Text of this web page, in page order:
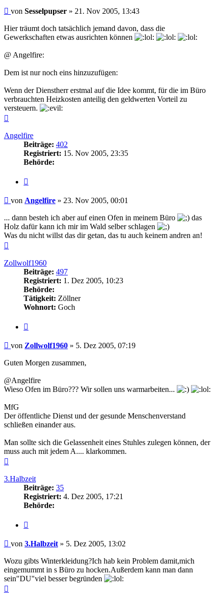
Beitrag
von Sesselpupser » 21. Nov 2005, 13:43
Hier träumt doch tatsächlich jemand davon, dass die
Gewerkschaften etwas ausrichten können
@ Angelfire:
Dem ist nur noch eins hinzuzufügen:
Wenn der Dienstherr erstmal auf die Idee kommt, für die im Büro
verbrauchten Heizkosten anteilig den geldwerten Vorteil zu
versteuern.
Angelfire
Beiträge: 402
Registriert: 15. Nov 2005, 23:35
Behörde:
Beitrag
von Angelfire » 23. Nov 2005, 00:01
... dann besteh ich aber auf einen Ofen in meinem Büro
das
Holz dafür kann ich mir im Wald selber schlagen
Was du nicht willst das dir getan, das tu auch keinem andren an!
Zollwolf1960
Beiträge: 497
Registriert: 1. Dez 2005, 10:23
Behörde:
Tätigkeit: Zöllner
Wohnort: Goch
Beitrag
von Zollwolf1960 » 5. Dez 2005, 07:19
Guten Morgen zusammen,
@Angelfire
Wieso Ofen im Büro??? Wir sollen uns warmarbeiten...
MfG
Der öffentliche Dienst und der gesunde Menschenverstand
schließen einander aus.
Man sollte sich die Gelassenheit eines Stuhles zulegen können, der
muss auch mit jedem A.... klarkommen.
3.Halbzeit
Beiträge: 35
Registriert: 4. Dez 2005, 17:21
Behörde:
Beitrag
von 3.Halbzeit » 5. Dez 2005, 13:02
Wozu gibts Winterkleidung?Ich hab kein Problem damit,mich
eingemummt in s Büro zu hocken.Außerdem kann man dann
sein"DU"viel besser begründen